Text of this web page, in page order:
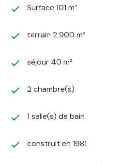
Surface 101 m²
terrain 2 900 m²
séjour 40 m²
2 chambre(s)
1 salle(s) de bain
construit en 1981